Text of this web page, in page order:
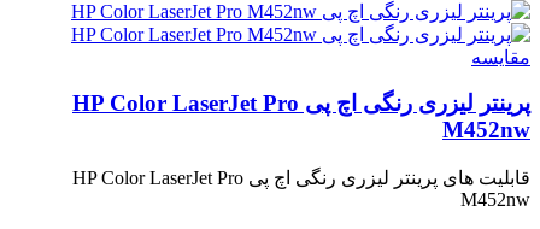
مقايسه
پرینتر لیزری رنگی اچ پی HP Color LaserJet Pro
M452nw
قابلیت های پرینتر لیزری رنگی اچ پی HP Color LaserJet Pro
M452nw